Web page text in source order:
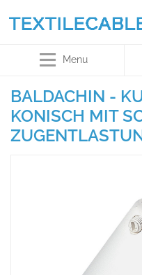
Menu
BALDACHIN -
KONISCH MIT